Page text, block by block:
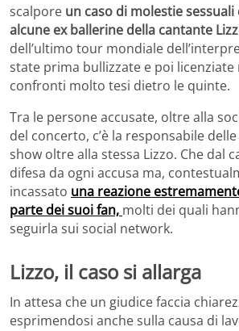
scalpore un caso di molestie
alcune ex ballerine della cantante
dell’ultimo tour mondiale
state prima bullizzate e poi licenziate
confronti molto tesi dietro le quinte.
Tra le persone accusate, oltre alla
del concerto, c’è la responsabile
show oltre alla stessa Lizzo. Che dal
difesa da ogni accusa ma,
incassato una reazione
parte dei suoi fan, molti dei quali
seguirla sui social network.
Lizzo, il caso si allarga
In attesa che un giudice faccia
esprimendosi anche sulla causa di